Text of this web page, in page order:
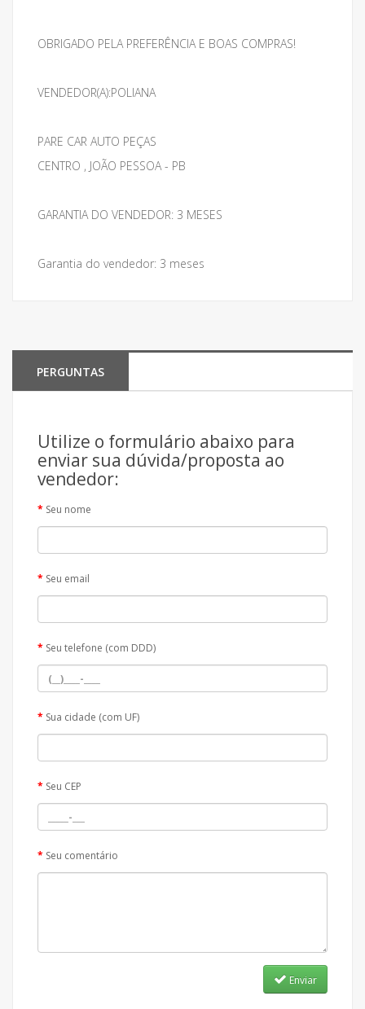
OBRIGADO PELA PREFERÊNCIA E BOAS COMPRAS!
VENDEDOR(A):POLIANA
PARE CAR AUTO PEÇAS
CENTRO , JOÃO PESSOA - PB
GARANTIA DO VENDEDOR: 3 MESES
Garantia do vendedor: 3 meses
PERGUNTAS
Utilize o formulário abaixo para
enviar sua dúvida/proposta ao
vendedor:
Seu nome
Seu email
Seu telefone (com DDD)
Sua cidade (com UF)
Seu CEP
Seu comentário
Enviar